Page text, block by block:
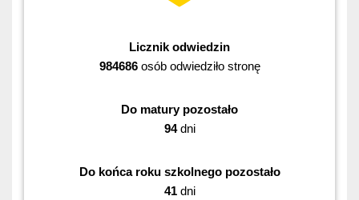
Licznik odwiedzin
984686osób odwiedziło stronę
Do matury pozostało
94dni
Do końca roku szkolnego pozostało
41dni